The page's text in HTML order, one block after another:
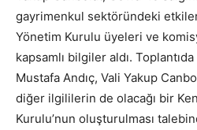
gayrimenkul sektöründeki
Yönetim Kurulu üyeleri ve
kapsamlı bilgiler aldı.
Mustafa Andıç, Vali Yakup
diğer ilgililerin de olacağı bir
Kurulu’nun oluşturulması